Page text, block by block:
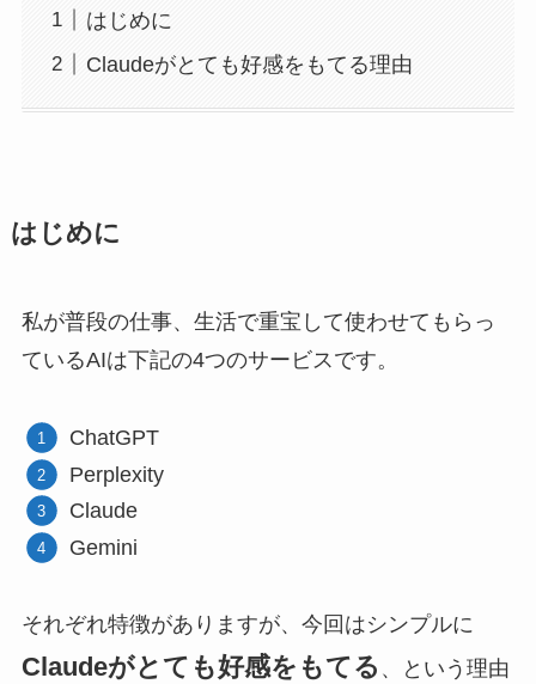
はじめに
Claudeがとても好感をもてる理由
はじめに
私が普段の仕事、生活で重宝して使わせてもらっ
ているAIは下記の4つのサービスです。
ChatGPT
Perplexity
Claude
Gemini
それぞれ特徴がありますが、今回はシンプルに
Claudeがとても好感をもてる 、という理由